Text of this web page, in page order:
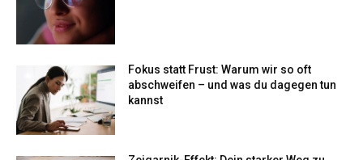
Fokus statt Frust: Warum wir so oft
abschweifen – und was du dagegen tun
kannst